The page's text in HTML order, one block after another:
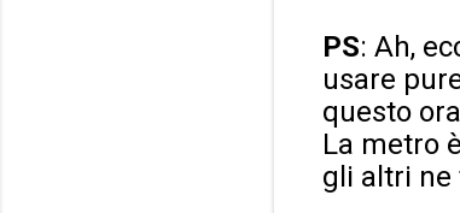
PS: Ah,
usare
questo
La metro
gli altri